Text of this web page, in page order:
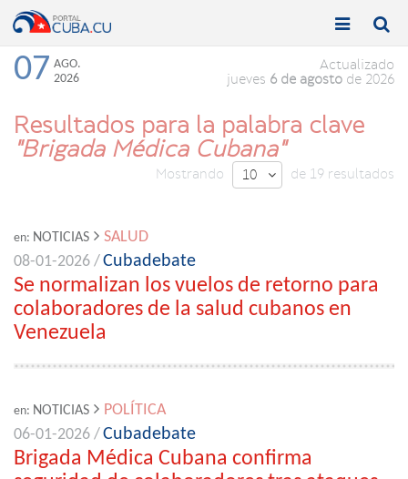
Toggle

Toggle

07 AGO.
2026
Actualizado
jueves 6 de agosto de 2026
Resultados para la palabra clave
"Brigada Médica Cubana"
Mostrando 10  de 19 resultados
en: NOTICIAS
SALUD
08-01-2026 /Cubadebate
Se normalizan los vuelos de retorno para
colaboradores de la salud cubanos en
Venezuela
en: NOTICIAS
POLÍTICA
06-01-2026 /Cubadebate
Brigada Médica Cubana confirma